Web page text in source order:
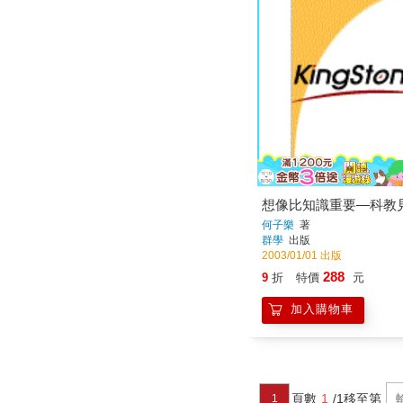
想像比知識重要—科教
何子樂 著
群學 出版
2003/01/01 出版
9 折 特價 288 元
加入購物車
1 頁數 1 /1移至第